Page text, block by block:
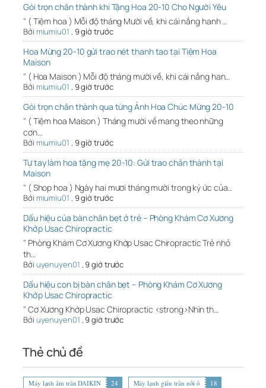
Gói trọn chân thành khi Tặng Hoa 20-10 Cho Người Yêu
" ( Tiệm hoa ) Mỗi độ tháng Mười về, khi cái nắng hanh …
Bởi miumiu01 , 9 giờ trước
Hoa Mừng 20-10 gửi trao nét thanh tao tại Tiệm Hoa
Maison
" ( Hoa Maison ) Mỗi độ tháng mười về, khi cái nắng han…
Bởi miumiu01 , 9 giờ trước
Gói trọn chân thành qua từng Ảnh Hoa Chúc Mừng 20-10
" ( Tiệm hoa Maison ) Tháng mười về mang theo những
cơn…
Bởi miumiu01 , 9 giờ trước
Tự tay làm hoa tặng mẹ 20-10: Gửi trao chân thành tại
Maison
" ( Shop hoa ) Ngày hai mươi tháng mười trong ký ức của…
Bởi miumiu01 , 9 giờ trước
Dấu hiệu của bàn chân bẹt ở trẻ – Phòng Khám Cơ Xương
Khớp Usac Chiropractic
" Phòng Khám Cơ Xương Khớp Usac Chiropractic Trẻ nhỏ
th…
Bởi uyenuyen01 ,9 giờ trước
Dấu hiệu con bị bàn chân bẹt – Phòng Khám Cơ Xương
Khớp Usac Chiropractic
" Cơ Xương Khớp Usac Chiropractic <strong>Nhìn th…
Bởi uyenuyen01 ,9 giờ trước
Thẻ chủ đề
Máy lạnh âm trần DAIKIN 24 Máy lạnh giấu trần nối ố
18